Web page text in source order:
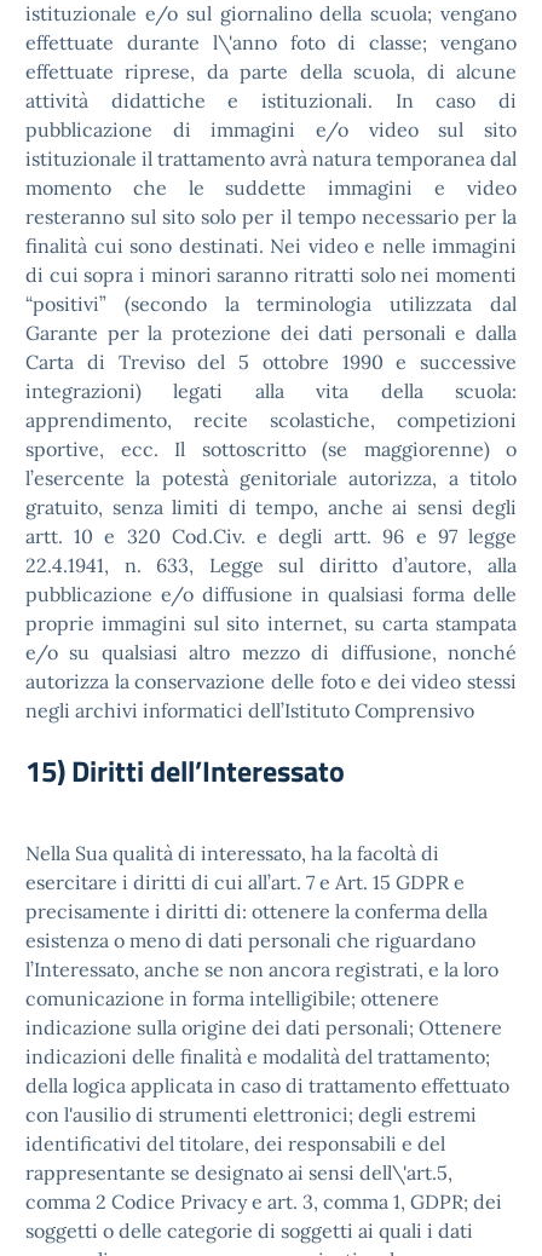
istituzionale e/o sul giornalino della scuola; vengano
effettuate durante l\'anno foto di classe; vengano
effettuate riprese, da parte della scuola, di alcune
attività didattiche e istituzionali. In caso di
pubblicazione di immagini e/o video sul sito
istituzionale il trattamento avrà natura temporanea dal
momento che le suddette immagini e video
resteranno sul sito solo per il tempo necessario per la
finalità cui sono destinati. Nei video e nelle immagini
di cui sopra i minori saranno ritratti solo nei momenti
“positivi” (secondo la terminologia utilizzata dal
Garante per la protezione dei dati personali e dalla
Carta di Treviso del 5 ottobre 1990 e successive
integrazioni) legati alla vita della scuola:
apprendimento, recite scolastiche, competizioni
sportive, ecc. Il sottoscritto (se maggiorenne) o
l’esercente la potestà genitoriale autorizza, a titolo
gratuito, senza limiti di tempo, anche ai sensi degli
artt. 10 e 320 Cod.Civ. e degli artt. 96 e 97 legge
22.4.1941, n. 633, Legge sul diritto d’autore, alla
pubblicazione e/o diffusione in qualsiasi forma delle
proprie immagini sul sito internet, su carta stampata
e/o su qualsiasi altro mezzo di diffusione, nonché
autorizza la conservazione delle foto e dei video stessi
negli archivi informatici dell’Istituto Comprensivo
15) Diritti dell’Interessato
Nella Sua qualità di interessato, ha la facoltà di
esercitare i diritti di cui all’art. 7 e Art. 15 GDPR e
precisamente i diritti di: ottenere la conferma della
esistenza o meno di dati personali che riguardano
l’Interessato, anche se non ancora registrati, e la loro
comunicazione in forma intelligibile; ottenere
indicazione sulla origine dei dati personali; Ottenere
indicazioni delle finalità e modalità del trattamento;
della logica applicata in caso di trattamento effettuato
con l'ausilio di strumenti elettronici; degli estremi
identificativi del titolare, dei responsabili e del
rappresentante se designato ai sensi dell\'art.5,
comma 2 Codice Privacy e art. 3, comma 1, GDPR; dei
soggetti o delle categorie di soggetti ai quali i dati